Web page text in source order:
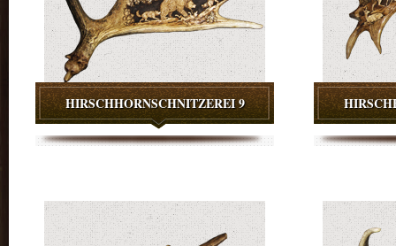
HIRSCHHORNSCHNITZEREI 9